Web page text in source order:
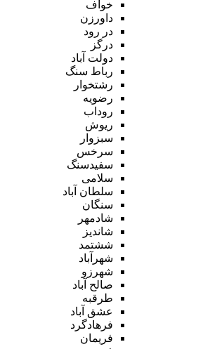
خواف
داورزن
در رود
درگز
دولت آباد
رباط سنگ
رشتخوار
رضویه
روداب
ریوش
سبزوار
سرخس
سفیدسنگ
سلامی
سلطان آباد
سنگان
شادمهر
شاندیز
ششتمد
شهرآباد
شهرزو
صالح آباد
طرقبه
عشق آباد
فرهادگرد
فریمان